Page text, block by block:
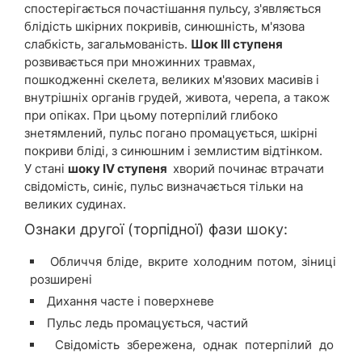
спостерігається почастішання пульсу, з'являється
блідість шкірних покривів, синюшність, м'язова
слабкість, загальмованість. Шок III ступеня
розвивається при множинних травмах,
пошкодженні скелета, великих м'язових масивів і
внутрішніх органів грудей, живота, черепа, а також
при опіках. При цьому потерпілий глибоко
знетямлений, пульс погано промацується, шкірні
покриви бліді, з синюшним і землистим відтінком.
У стані шоку IV ступеня хворий починає втрачати
свідомість, синіє, пульс визначається тільки на
великих судинах.
Ознаки другої (торпідної) фази шоку:
Обличчя бліде, вкрите холодним потом, зіниці
розширені
Дихання часте і поверхневе
Пульс ледь промацується, частий
Свідомість збережена, однак потерпілий до